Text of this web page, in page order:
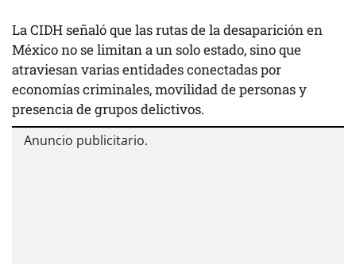
La CIDH señaló que las rutas de la desaparición en
México no se limitan a un solo estado, sino que
atraviesan varias entidades conectadas por
economías criminales, movilidad de personas y
presencia de grupos delictivos.